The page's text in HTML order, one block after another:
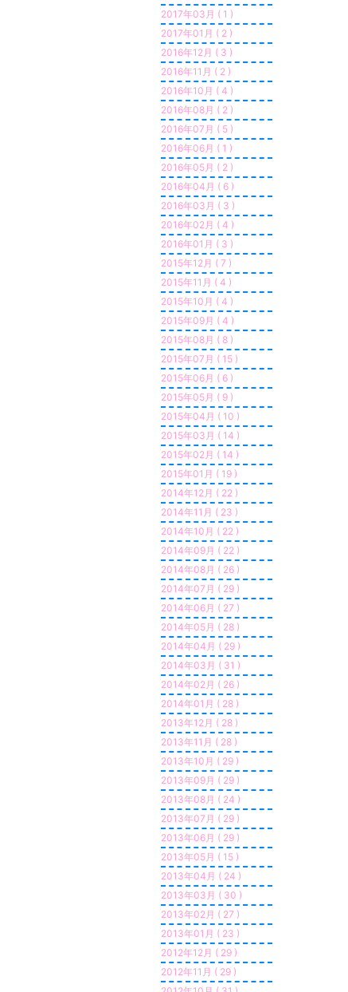
2017年03月 ( 1 )
2017年01月 ( 2 )
2016年12月 ( 3 )
2016年11月 ( 2 )
2016年10月 ( 4 )
2016年08月 ( 2 )
2016年07月 ( 5 )
2016年06月 ( 1 )
2016年05月 ( 2 )
2016年04月 ( 6 )
2016年03月 ( 3 )
2016年02月 ( 4 )
2016年01月 ( 3 )
2015年12月 ( 7 )
2015年11月 ( 4 )
2015年10月 ( 4 )
2015年09月 ( 4 )
2015年08月 ( 8 )
2015年07月 ( 15 )
2015年06月 ( 6 )
2015年05月 ( 9 )
2015年04月 ( 10 )
2015年03月 ( 14 )
2015年02月 ( 14 )
2015年01月 ( 19 )
2014年12月 ( 22 )
2014年11月 ( 23 )
2014年10月 ( 22 )
2014年09月 ( 22 )
2014年08月 ( 26 )
2014年07月 ( 29 )
2014年06月 ( 27 )
2014年05月 ( 28 )
2014年04月 ( 29 )
2014年03月 ( 31 )
2014年02月 ( 26 )
2014年01月 ( 28 )
2013年12月 ( 28 )
2013年11月 ( 28 )
2013年10月 ( 29 )
2013年09月 ( 29 )
2013年08月 ( 24 )
2013年07月 ( 29 )
2013年06月 ( 29 )
2013年05月 ( 15 )
2013年04月 ( 24 )
2013年03月 ( 30 )
2013年02月 ( 27 )
2013年01月 ( 23 )
2012年12月 ( 29 )
2012年11月 ( 29 )